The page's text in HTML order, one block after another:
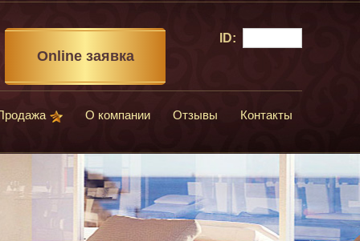
Online заявка
ID:
О компании Отзывы Контакты